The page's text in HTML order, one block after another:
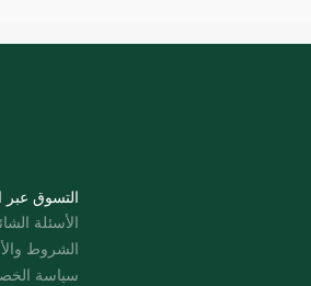
التسوق عبر
الأسئلة
الشروط
سياسة